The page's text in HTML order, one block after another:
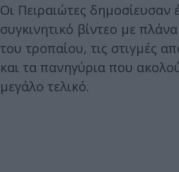
Οι Πειραιώτες δημοσίευσαν
συγκινητικό βίντεο με
του τροπαίου, τις στιγμές
και τα πανηγύρια που
μεγάλο τελικό.